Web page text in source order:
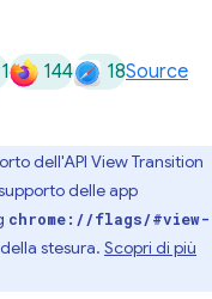
144 18Source
dell'API View Transition
delle app
chrome://flags/#view-
stesura. Scopri di più